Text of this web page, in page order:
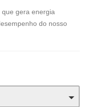
gera energia
do nosso